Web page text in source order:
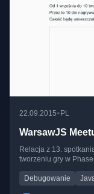
22.09.2015•PL
WarsawJS
Relacja z 13.
tworzeniu gry w
Debugowanie